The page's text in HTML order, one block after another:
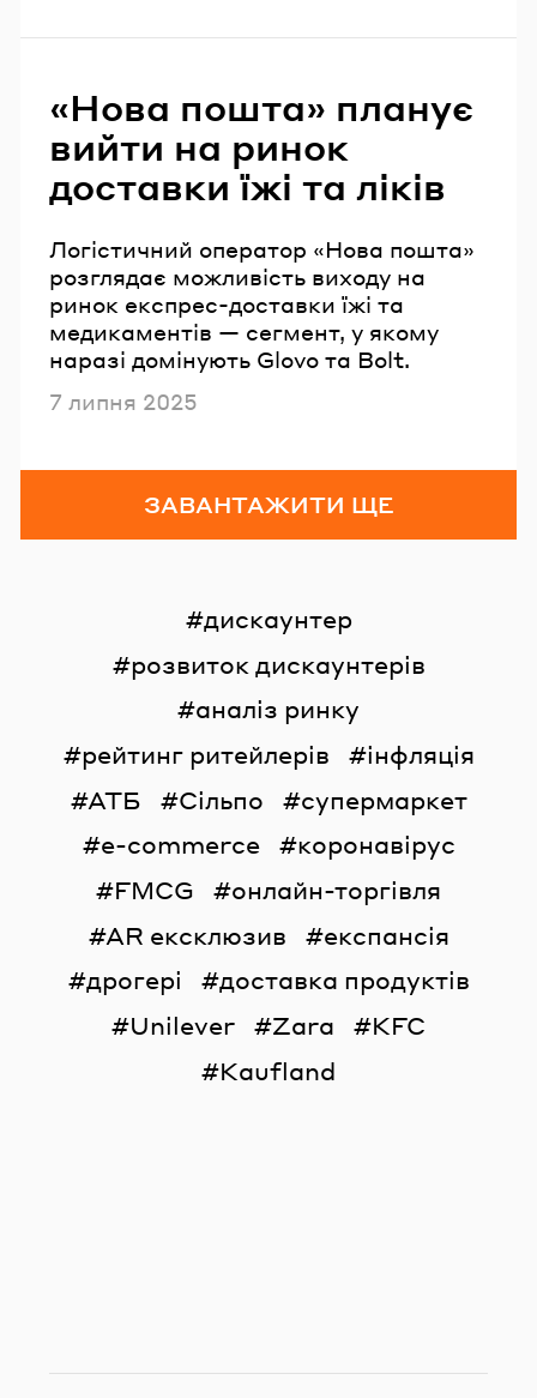
«Нова пошта» планує
вийти на ринок
доставки їжі та ліків
Логістичний оператор «Нова пошта»
розглядає можливість виходу на
ринок експрес-доставки їжі та
медикаментів — сегмент, у якому
наразі домінують Glovo та Bolt.
Опубліковано
7 липня 2025
ЗАВАНТАЖИТИ ЩЕ
дискаунтер
розвиток дискаунтерів
аналіз ринку
рейтинг ритейлерів
інфляція
АТБ
Сільпо
супермаркет
e-commerce
коронавірус
FMCG
онлайн-торгівля
AR ексклюзив
експансія
дрогері
доставка продуктів
Unilever
Zara
KFC
Kaufland